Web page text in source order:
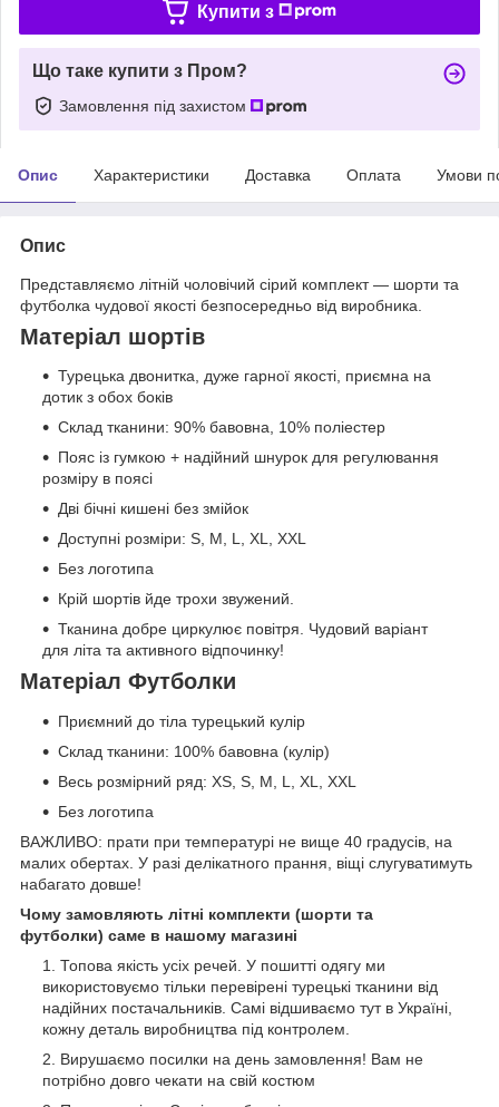
Купити з
Що таке купити з Пром?
Замовлення під захистом
Опис Характеристики Доставка Оплата Умови
Опис
Представляємо літній чоловічий сірий комплект — шорти та
футболка чудової якості безпосередньо від виробника.
Матеріал шортів
Турецька двонитка, дуже гарної якості, приємна на
дотик з обох боків
Склад тканини: 90% бавовна, 10% поліестер
Пояс із гумкою + надійний шнурок для регулювання
розміру в поясі
Дві бічні кишені без змійок
Доступні розміри: S, M, L, XL, XXL
Без логотипа
Крій шортів йде трохи звужений.
Тканина добре циркулює повітря. Чудовий варіант
для літа та активного відпочинку!
Матеріал Футболки
Приємний до тіла турецький кулір
Склад тканини: 100% бавовна (кулір)
Весь розмірний ряд: XS, S, M, L, XL, XXL
Без логотипа
ВАЖЛИВО: прати при температурі не вище 40 градусів, на
малих обертах. У разі делікатного прання, віщі слугуватимуть
набагато довше!
Чому замовляють літні комплекти (шорти та
футболки) саме в нашому магазині
Топова якість усіх речей. У пошитті одягу ми
використовуємо тільки перевірені турецькі тканини від
надійних постачальників. Самі відшиваємо тут в Україні,
кожну деталь виробництва під контролем.
Вирушаємо посилки на день замовлення! Вам не
потрібно довго чекати на свій костюм